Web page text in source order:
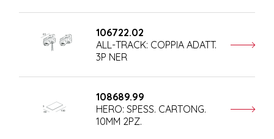
106722.02
ALL-TRACK: COPPIA ADATT.
3P NER
108689.99
HERO: SPESS. CARTONG.
10MM 2PZ.